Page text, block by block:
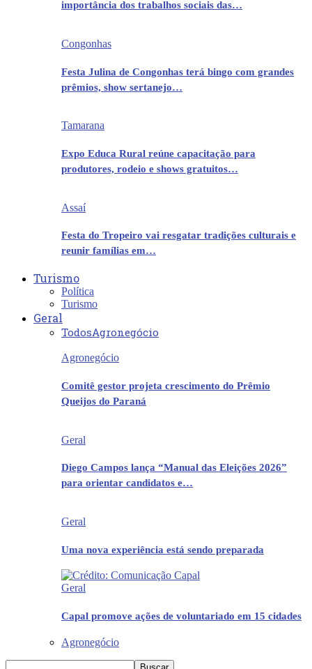
importância dos trabalhos sociais das…
Congonhas
Festa Julina de Congonhas terá bingo com grandes
prêmios, show sertanejo…
Tamarana
Expo Educa Rural reúne capacitação para
produtores, rodeio e shows gratuitos…
Assaí
Festa do Tropeiro vai resgatar tradições culturais e
reunir famílias em…
Turismo
Política
Turismo
Geral
TodosAgronegócio
Agronegócio
Comitê gestor projeta crescimento do Prêmio
Queijos do Paraná
Geral
Diego Campos lança “Manual das Eleições 2026”
para orientar candidatos e…
Geral
Uma nova experiência está sendo preparada
Geral
Capal promove ações de voluntariado em 15 cidades
Agronegócio